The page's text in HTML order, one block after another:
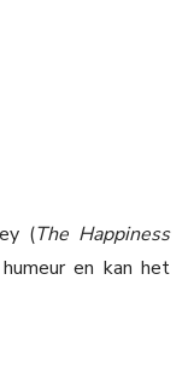
(The Happiness
en kan het